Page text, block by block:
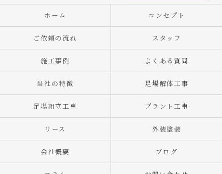
ホーム コンセプト
ご依頼の流れ スタッフ
施工事例 よくある質問
当社の特徴 足場解体工事
足場組立工事 プラント工事
リース 外装塗装
会社概要 ブログ